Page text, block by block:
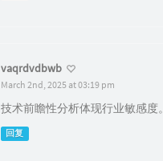
vaqrdvdbwb
March 2nd, 2025 at 03:19 pm
技术前瞻性分析体现行业敏感度。
回复